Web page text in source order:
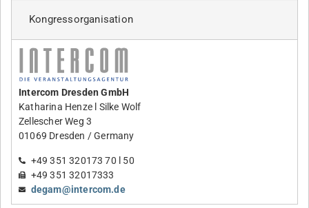
Kongressorganisation
Intercom Dresden GmbH
Katharina Henze l Silke Wolf
Zellescher Weg 3
01069 Dresden / Germany
+49 351 320173 70 l 50
+49 351 32017333
degam@intercom.de